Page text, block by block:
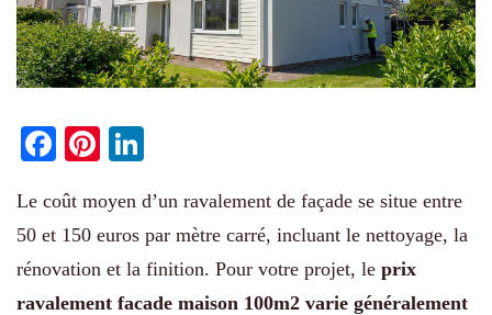
Facebook
Pinterest
Le coût moyen d’un ravalement de façade se situe entre
50 et 150 euros par mètre carré, incluant le nettoyage, la
rénovation et la finition. Pour votre projet, le prix
ravalement facade maison 100m2 varie généralement